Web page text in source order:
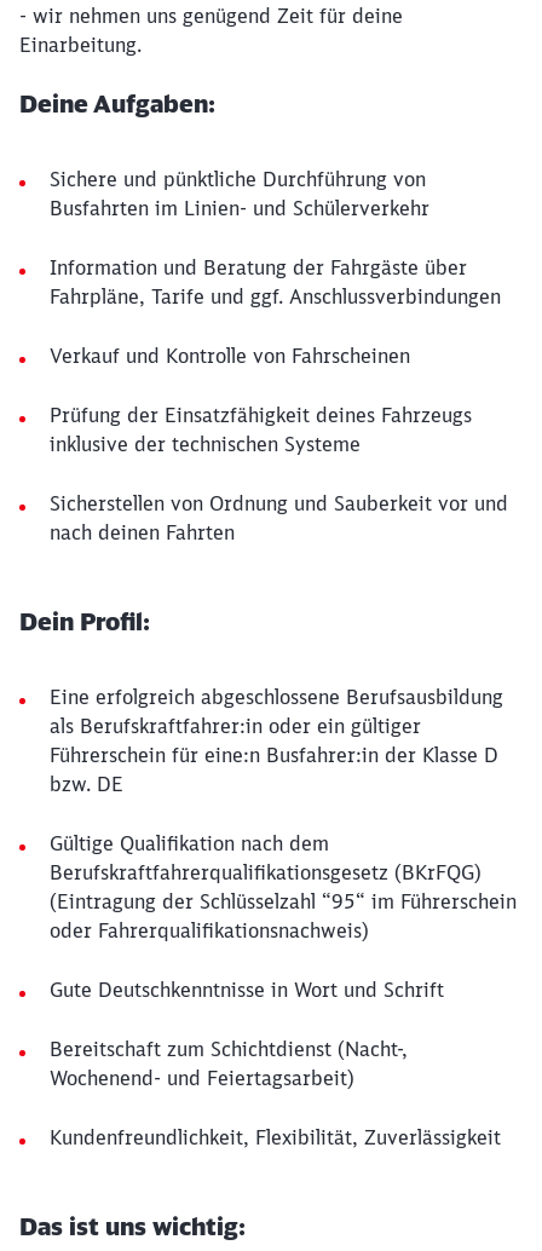
- wir nehmen uns genügend Zeit für deine
Einarbeitung.
Deine Aufgaben:
Sichere und pünktliche Durchführung von
Busfahrten im Linien- und Schülerverkehr
Information und Beratung der Fahrgäste über
Fahrpläne, Tarife und ggf. Anschlussverbindungen
Verkauf und Kontrolle von Fahrscheinen
Prüfung der Einsatzfähigkeit deines Fahrzeugs
inklusive der technischen Systeme
Sicherstellen von Ordnung und Sauberkeit vor und
nach deinen Fahrten
Dein Profil:
Eine erfolgreich abgeschlossene Berufsausbildung
als Berufskraftfahrer:in oder ein gültiger
Führerschein für eine:n Busfahrer:in der Klasse D
bzw. DE
Gültige Qualifikation nach dem
Berufskraftfahrerqualifikationsgesetz (BKrFQG)
(Eintragung der Schlüsselzahl “95“ im Führerschein
oder Fahrerqualifikationsnachweis)
Gute Deutschkenntnisse in Wort und Schrift
Bereitschaft zum Schichtdienst (Nacht-,
Wochenend- und Feiertagsarbeit)
Kundenfreundlichkeit, Flexibilität, Zuverlässigkeit
Das ist uns wichtig: